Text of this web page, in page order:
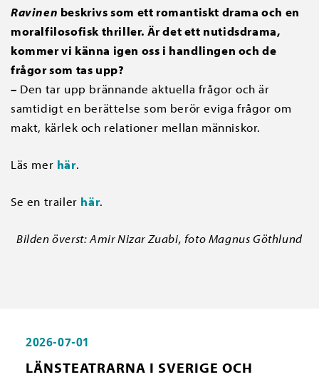
Ravinen beskrivs som ett romantiskt drama och en
moralfilosofisk thriller. Är det ett nutidsdrama,
kommer vi känna igen oss i handlingen och de
frågor som tas upp?
– Den tar upp brännande aktuella frågor och är
samtidigt en berättelse som berör eviga frågor om
makt, kärlek och relationer mellan människor.
Läs mer här.
Se en trailer här.
Bilden överst: Amir Nizar Zuabi, foto Magnus Göthlund
2026-07-01
LÄNSTEATRARNA I SVERIGE OCH